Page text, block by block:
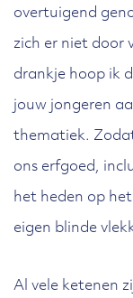
overtuigend
zich er niet door
drankje hoop ik
jouw jongeren
thematiek.
ons erfgoed,
het heden op
eigen blinde
Al vele ketenen